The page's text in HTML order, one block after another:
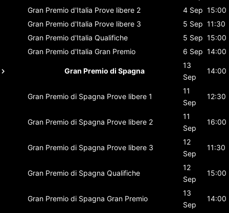
Gran Premio d'Italia Prove libere 2 4 Sep 15:00
Gran Premio d'Italia Prove libere 3 5 Sep 11:30
Gran Premio d'Italia Qualifiche 5 Sep 15:00
Gran Premio d'Italia Gran Premio 6 Sep 14:00
Gran Premio di Spagna
13
Sep
14:00
Gran Premio di Spagna Prove libere 1
11
Sep
12:30
Gran Premio di Spagna Prove libere 2
11
Sep
16:00
Gran Premio di Spagna Prove libere 3
12
Sep
11:30
Gran Premio di Spagna Qualifiche
12
Sep
15:00
Gran Premio di Spagna Gran Premio
13
Sep
14:00